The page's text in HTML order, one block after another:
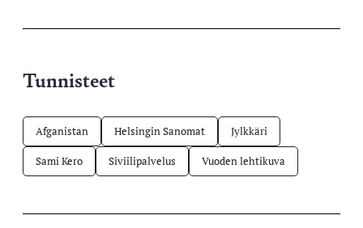
Tunnisteet
Afganistan Helsingin Sanomat Jylkkäri
Sami Kero Siviilipalvelus Vuoden lehtikuva